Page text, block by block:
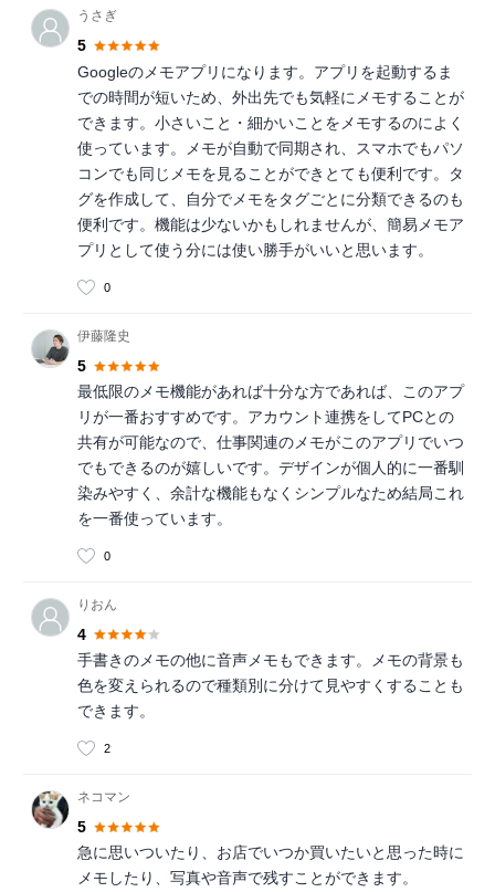
うさぎ
5
Googleのメモアプリになります。アプリを起動するま
での時間が短いため、外出先でも気軽にメモすることが
できます。小さいこと・細かいことをメモするのによく
使っています。メモが自動で同期され、スマホでもパソ
コンでも同じメモを見ることができとても便利です。タ
グを作成して、自分でメモをタグごとに分類できるのも
便利です。機能は少ないかもしれませんが、簡易メモア
プリとして使う分には使い勝手がいいと思います。
0
伊藤隆史
5
最低限のメモ機能があれば十分な方であれば、このアプ
リが一番おすすめです。アカウント連携をしてPCとの
共有が可能なので、仕事関連のメモがこのアプリでいつ
でもできるのが嬉しいです。デザインが個人的に一番馴
染みやすく、余計な機能もなくシンプルなため結局これ
を一番使っています。
0
りおん
4
手書きのメモの他に音声メモもできます。メモの背景も
色を変えられるので種類別に分けて見やすくすることも
できます。
2
ネコマン
5
急に思いついたり、お店でいつか買いたいと思った時に
メモしたり、写真や音声で残すことができます。